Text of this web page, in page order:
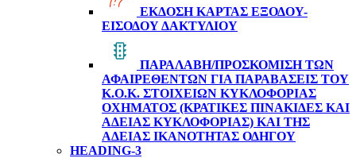
ΈΚΔΟΣΗ ΚΆΡΤΑΣ ΕΞΌΔΟΥ-
ΕΙΣΌΔΟΥ ΔΑΚΤΥΛΊΟΥ
ΠΑΡΑΛΑΒΉ/ΠΡΟΣΚΌΜΙΣΗ ΤΩΝ
ΑΦΑΙΡΕΘΈΝΤΩΝ ΓΙΑ ΠΑΡΑΒΆΣΕΙΣ ΤΟΥ
Κ.Ο.Κ. ΣΤΟΙΧΕΊΩΝ ΚΥΚΛΟΦΟΡΊΑΣ
ΟΧΉΜΑΤΟΣ (ΚΡΑΤΙΚΈΣ ΠΙΝΑΚΊΔΕΣ ΚΑΙ
ΆΔΕΙΑΣ ΚΥΚΛΟΦΟΡΊΑΣ) ΚΑΙ ΤΗΣ
ΆΔΕΙΑΣ ΙΚΑΝΌΤΗΤΑΣ ΟΔΗΓΟΎ
HEADING-3